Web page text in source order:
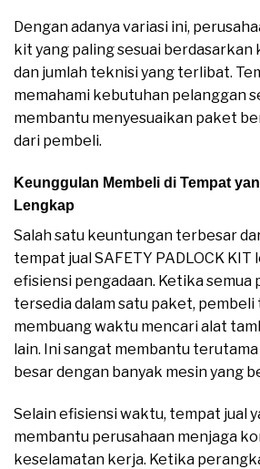
Dengan adanya variasi ini,
kit yang paling sesuai berdasarkan
dan jumlah teknisi yang terlibat.
memahami kebutuhan pelanggan
membantu menyesuaikan paket
dari pembeli.
Keunggulan Membeli di Tempat
Lengkap
Salah satu keuntungan terbesar
tempat jual SAFETY PADLOCK KIT
efisiensi pengadaan. Ketika semua
tersedia dalam satu paket,
membuang waktu mencari alat
lain. Ini sangat membantu
besar dengan banyak mesin yang
Selain efisiensi waktu, tempat jual
membantu perusahaan menjaga
keselamatan kerja. Ketika